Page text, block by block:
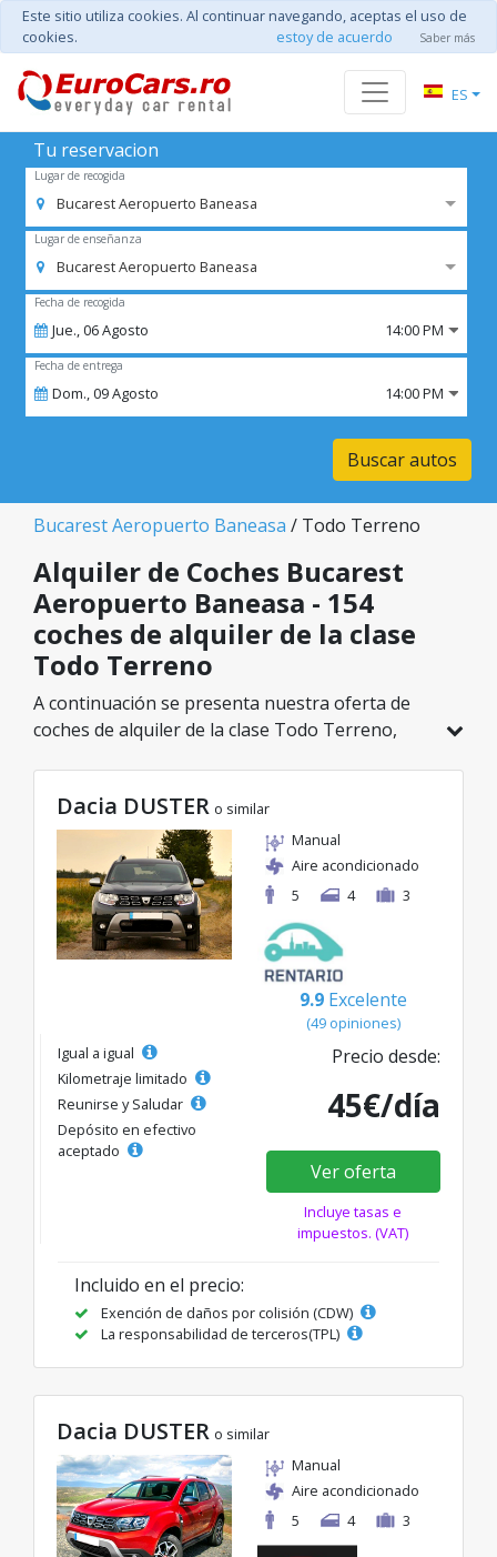
Este sitio utiliza cookies. Al continuar navegando, aceptas el uso de
cookies.
estoy de acuerdo Saber más
ES
Tu reservacion
Lugar de recogida
Bucarest Aeropuerto Baneasa
Lugar de enseñanza
Bucarest Aeropuerto Baneasa
Fecha de recogida
Jue.,06Agosto 14:00 PM
Fecha de entrega
Dom.,09Agosto 14:00 PM
Buscar autos
Bucarest Aeropuerto Baneasa / Todo Terreno
Alquiler de Coches Bucarest
Aeropuerto Baneasa - 154
coches de alquiler de la clase
Todo Terreno
A continuación se presenta nuestra oferta de
coches de alquiler de la clase Todo Terreno,
puedes elegir el modelo ideal de la categoría
seleccionada, con tarifas excelentes desde solo
29€/día.
Dacia DUSTER o similar
Manual
Aire acondicionado
5
4 3
9.9 Excelente
(49 opiniones)
Igual a igual
Kilometraje limitado
Reunirse y Saludar
Depósito en efectivo
aceptado
Precio desde:
45€/día
Ver oferta
Incluye tasas e
impuestos. (VAT)
Incluido en el precio:
Exención de daños por colisión (CDW)
La responsabilidad de terceros(TPL)
Dacia DUSTER o similar
Manual
Aire acondicionado
5
4 3